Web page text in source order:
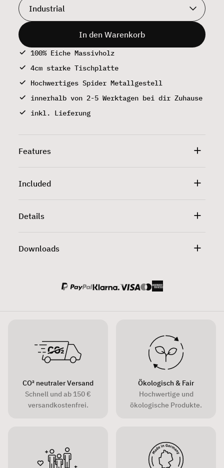
In den Warenkorb
100% Eiche Massivholz
4cm starke Tischplatte
Hochwertiges Spider Metallgestell
innerhalb von 2-5 Werktagen bei dir Zuhause
inkl. Lieferung
Features
Included
Details
Downloads
CO² neutraler Versand
Schnell und ab 150 €
versandkostenfrei.
Ökologisch & Fair
Hochwertige und
ökologische Produkte.